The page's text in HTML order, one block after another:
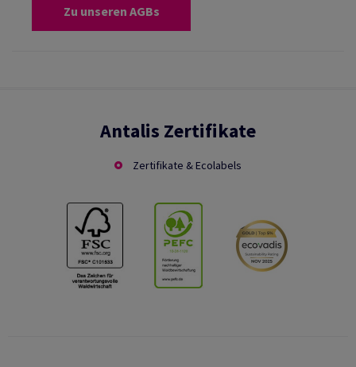
Zu unseren AGBs
Antalis Zertifikate
Zertifikate & Ecolabels